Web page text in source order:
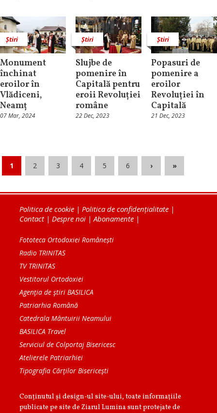
Știri
Monument
închinat
eroilor în
Vlădiceni,
Neamț
07 Mar, 2024
Știri
Slujbe de
pomenire în
Capitală pentru
eroii Revoluției
române
22 Dec, 2023
Știri
Popasuri de
pomenire a
eroilor
Revoluției în
Capitală
21 Dec, 2023
1 2 3 4 5 6 › »
Politica de cookie | Politica de confidențialitate |
Contact| Despre noi |Abonamente |
Fototeca Ortodoxiei Românești
Radio TRINITAS
TV TRINITAS
Vestitorul Ortodoxiei
Agenţia de ştiri BASILICA
Patriarhia Română
Catedrala Mântuirii Neamului
BASILICA Travel
Serviciul de Colportaj Bisericesc
Atelierele Patriarhiei
Tipografia Cărţilor Bisericeşti
Conținutul și design-ul site-ului, toate informaţiile
publicate pe site de Ziarul Lumina sunt protejate de